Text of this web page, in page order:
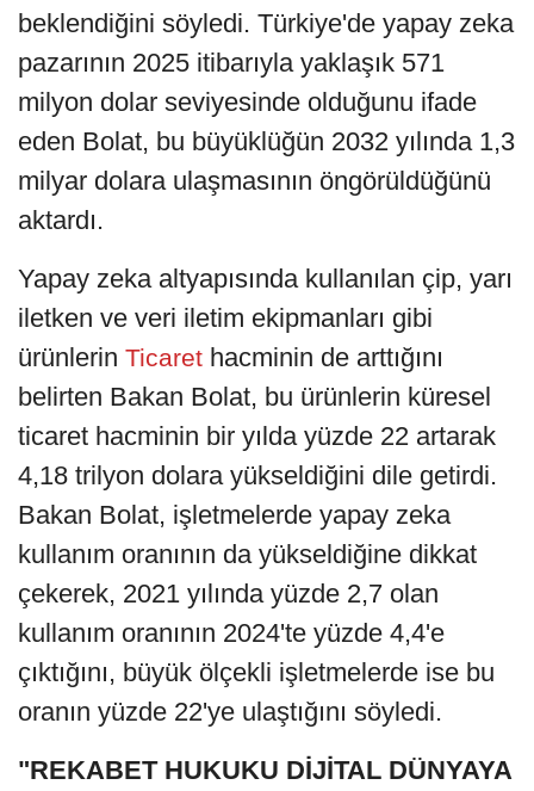
beklendiğini söyledi. Türkiye'de yapay zeka
pazarının 2025 itibarıyla yaklaşık 571
milyon dolar seviyesinde olduğunu ifade
eden Bolat, bu büyüklüğün 2032 yılında 1,3
milyar dolara ulaşmasının öngörüldüğünü
aktardı.
Yapay zeka altyapısında kullanılan çip, yarı
iletken ve veri iletim ekipmanları gibi
ürünlerin Ticaret hacminin de arttığını
belirten Bakan Bolat, bu ürünlerin küresel
ticaret hacminin bir yılda yüzde 22 artarak
4,18 trilyon dolara yükseldiğini dile getirdi.
Bakan Bolat, işletmelerde yapay zeka
kullanım oranının da yükseldiğine dikkat
çekerek, 2021 yılında yüzde 2,7 olan
kullanım oranının 2024'te yüzde 4,4'e
çıktığını, büyük ölçekli işletmelerde ise bu
oranın yüzde 22'ye ulaştığını söyledi.
"REKABET HUKUKU DİJİTAL DÜNYAYA